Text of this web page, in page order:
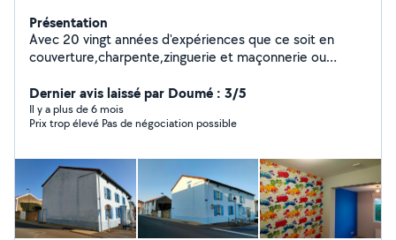
Présentation
Avec 20 vingt années d'expériences que ce soit en
couverture,charpente,zinguerie et maçonnerie ou
dynamisme et professionalisme Je ne travaille qu'avec
des produits de qualité que se soit pour la peinture
(seigneurie Gauthier,) Pour la Couverture (lariviere,point
Dernier avis laissé par Doumé : 3/5
Il y a plus de 6 mois
Prix trop élevé Pas de négociation possible